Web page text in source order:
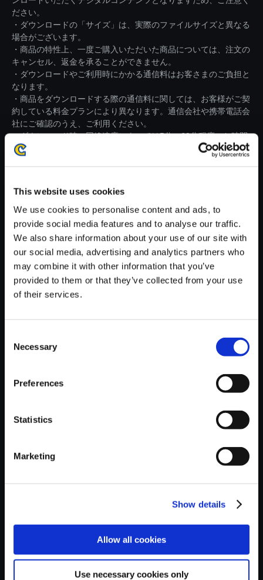
This website uses cookies
We use cookies to personalise content and ads, to
provide social media features and to analyse our traffic.
We also share information about your use of our site with
our social media, advertising and analytics partners who
may combine it with other information that you’ve
provided to them or that they’ve collected from your use
of their services.
Selection
Necessary
Preferences
Statistics
Marketing
Show details
Allow all cookies
Use necessary cookies only
ださい。
・ダウンロードの「サイズ」は、実際のファイルサイズと異なる
場合がございます。
・商品の特性上、一度ご購入いただいた商品については、注文の
キャンセル、返金を承ることができません。
・ダウンロードやご利用時にかかる通信料はお客さまのご負担と
なります。
・商品をダウンロードする際の通信料に関しては、お客様がご契
約している料金プランにより異なります。通信会社や携帯電話会
社にご確認のうえ、ご利用ください。
・ダウンロード時、回線速度によっては5分～60分程度のお時間
がかかる場合がございます。
※ご購入いただいたファイルのダウンロードの際には、通信環境
【単曲】ロックマンエグゼ アド
バンスドコレクション オリジナ
150円
【単曲】ロックマ